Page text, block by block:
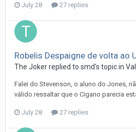
July 28 27 replies
Robelis Despaigne de volta ao
The Jokerreplied to smd's topic in
Falei do Stevenson, o aluno do Jones,
válido ressaltar que o Cigano parecia
July 28 27 replies